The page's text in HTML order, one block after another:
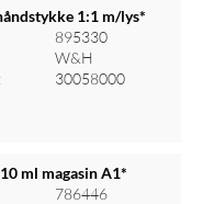
ind for at se priser
1:1 m/lys*
895330
W&H
30058000
ml magasin A1*
786446